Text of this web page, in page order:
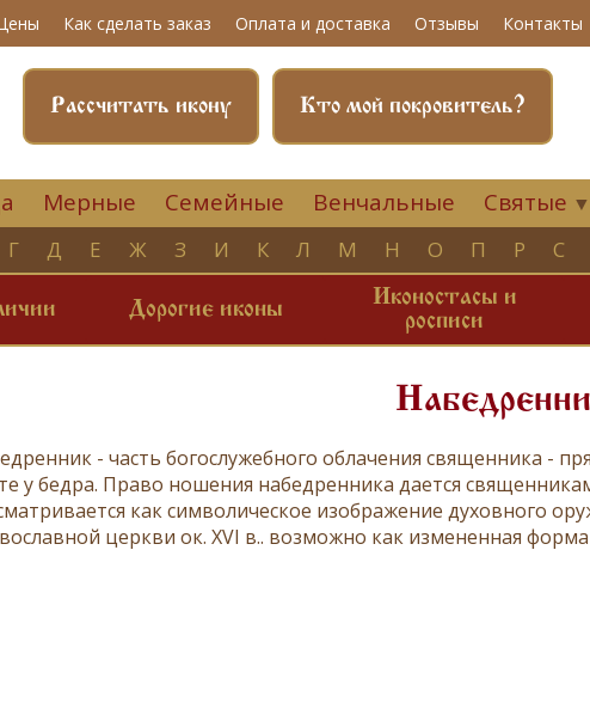
Как сделать заказ Оплата и доставка Отзывы Контакты
Кто мой покровитель?
Рассчитать икону
Мерные Семейные Венчальные Святые ▼
Г Д Е Ж З И К Л М Н О П Р С
Дорогие иконы
Иконостасы и
росписи
- часть богослужебного облачения священника -
у бедра. Право ношения набедренника дается
как символическое изображение духовного
церкви ок. XVI в.. возможно как измененная форма